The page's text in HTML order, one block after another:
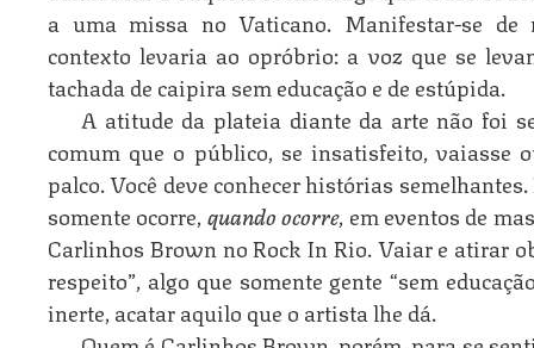
a uma missa no Vaticano. Manifestar-se de
contexto levaria ao opróbrio: a voz que se
tachada de caipira sem educação e de estúpida.
A atitude da plateia diante da arte não foi
comum que o público, se insatisfeito, vaiasse
palco. Você deve conhecer histórias
somente ocorre, quando ocorre, em eventos de
Carlinhos Brown no Rock In Rio. Vaiar e atirar
respeito”, algo que somente gente “sem
inerte, acatar aquilo que o artista lhe dá.